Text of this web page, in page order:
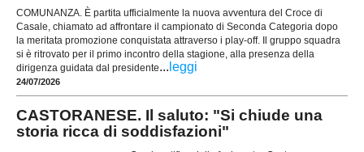
COMUNANZA. È partita ufficialmente la nuova avventura del Croce di
Casale, chiamato ad affrontare il campionato di Seconda Categoria dopo
la meritata promozione conquistata attraverso i play-off. Il gruppo squadra
si è ritrovato per il primo incontro della stagione, alla presenza della
dirigenza guidata dal presidente... leggi
24/07/2026
CASTORANESE. Il saluto: "Si chiude una
storia ricca di soddisfazioni"